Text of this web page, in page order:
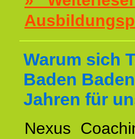
Warum sich
Baden
Jahren für
Nexus